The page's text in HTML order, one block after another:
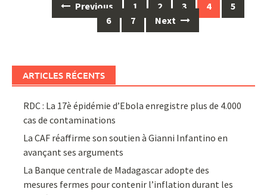
navigation
Previous 1 2 3 4
5
6
7 Next
ARTICLES RÉCENTS
RDC : La 17è épidémie d’Ebola enregistre plus de 4.000
cas de contaminations
La CAF réaffirme son soutien à Gianni Infantino en
avançant ses arguments
La Banque centrale de Madagascar adopte des
mesures fermes pour contenir l’inflation durant les